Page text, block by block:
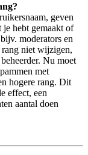
geven
je hebt gemaakt of
moderators en
rang niet wijzigen,
Nu moet
met
hogere rang. Dit
effect, een
aantal doen